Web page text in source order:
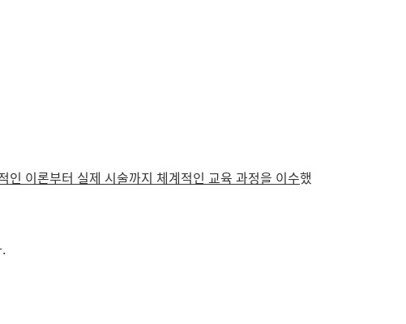
이론부터 실제 시술까지 체계적인 교육 과정을 이수했